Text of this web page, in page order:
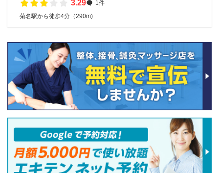
3.29
1件
菊名駅から徒歩4分（290m)